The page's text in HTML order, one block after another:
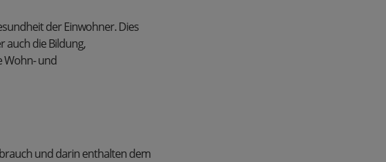
der Einwohner. Dies
auch die Bildung,
Wohn- und
und darin enthalten dem